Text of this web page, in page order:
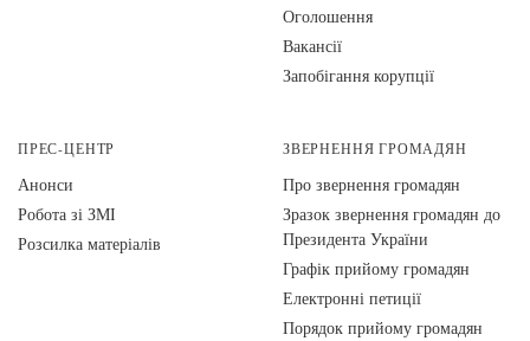
Оголошення
Вакансії
Запобігання корупції
ПРЕС-ЦЕНТР
Анонси
Робота зі ЗМІ
Розсилка матеріалів
ЗВЕРНЕННЯ ГРОМАДЯН
Про звернення громадян
Зразок звернення громадян до
Президента України
Графік прийому громадян
Електронні петиції
Порядок прийому громадян